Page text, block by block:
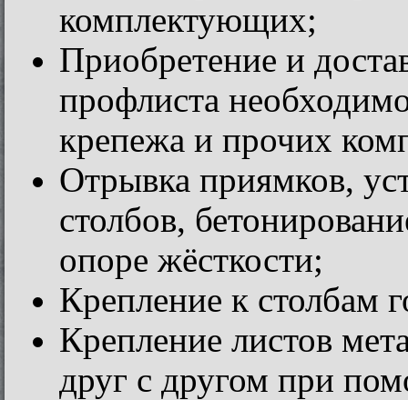
комплектующих;
Приобретение и
профлиста
крепежа и прочих
Отрывка приямков,
столбов,
опоре жёсткости;
Крепление к столбам
Крепление листов
друг с другом при